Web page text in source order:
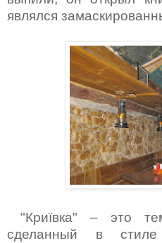
являлся
"Криївка" – это
сделанный в